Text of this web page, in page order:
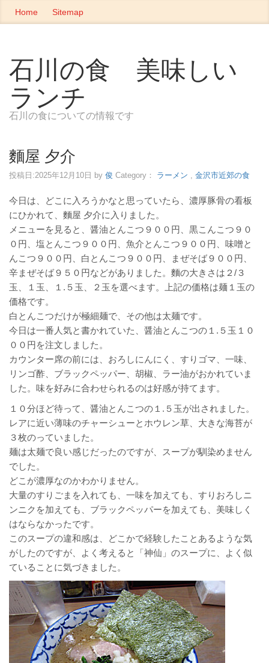
Home Sitemap
石川の食 美味しい
ランチ
石川の食についての情報です
麵屋 夕介
投稿日:2025年12月10日 by 俊 Category： ラーメン , 金沢市近郊の食
今日は、どこに入ろうかなと思っていたら、濃厚豚骨の看板
にひかれて、麵屋 夕介に入りました。
メニューを見ると、醤油とんこつ９００円、黒こんこつ９０
０円、塩とんこつ９００円、魚介とんこつ９００円、味噌と
んこつ９００円、白とんこつ９００円、まぜそば９００円、
辛まぜそば９５０円などがありました。麵の大きさは２/３
玉、１玉、１.５玉、２玉を選べます。上記の価格は麺１玉の
価格です。
白とんこつだけが極細麺で、その他は太麺です。
今日は一番人気と書かれていた、醤油とんこつの１.５玉１０
００円を注文しました。
カウンター席の前には、おろしにんにく、すりゴマ、一味、
リンゴ酢、ブラックペッパー、胡椒、ラー油がおかれていま
した。味を好みに合わせられるのは好感が持てます。
１０分ほど待って、醤油とんこつの１.５玉が出されました。
レアに近い薄味のチャーシューとホウレン草、大きな海苔が
３枚のっていました。
麺は太麺で良い感じだったのですが、スープが馴染めません
でした。
どこが濃厚なのかわかりません。
大量のすりごまを入れても、一味を加えても、すりおろしニ
ンニクを加えても、ブラックペッパーを加えても、美味しく
はならなかったです。
このスープの違和感は、どこかで経験したことあるような気
がしたのですが、よく考えると「神仙」のスープに、よく似
ていることに気づきました。